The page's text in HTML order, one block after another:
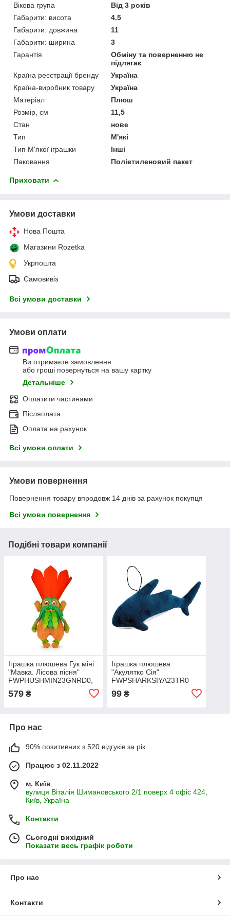
Вікова група
Від 3 років
Габарити: висота
4.5
Габарити: довжина
11
Габарити: ширина
3
Гарантія
Обміну та поверненню не
підлягає
Країна реєстрації бренду
Україна
Країна-виробник товару
Україна
Матеріал
Плюш
Розмір, см
11,5
Стан
нове
Тип
М'які
Тип М'якої іграшки
Інші
Паковання
Поліетиленовий пакет
Приховати
Умови доставки
Нова Пошта
Магазини Rozetka
Укрпошта
Самовивіз
Всі умови доставки
Умови оплати
Ви отримаєте замовлення
або гроші повернуться на вашу картку
Детальніше
Оплатити частинами
Післяплата
Оплата на рахунок
Всі умови оплати
Умови повернення
Повернення товару впродовж 14 днів за рахунок покупця
Всі умови повернення
Подібні товари компанії
Іграшка плюшева Гук міні
"Мавка. Лісова пісня"
FWPHUSHMIN23GNRD0,
579 ₴
Іграшка плюшева
"Акулятко Сія"
FWPSHARKSIYA23TR0
99₴
Про нас
90% позитивних з 520 відгуків за рік
Працює з 02.11.2022
м. Київ
вулиця Віталія Шимановського 2/1 поверх 4 офіс 424,
Київ, Україна
Контакти
Сьогодні вихідний
Показати весь графік роботи
Про нас
Контакти